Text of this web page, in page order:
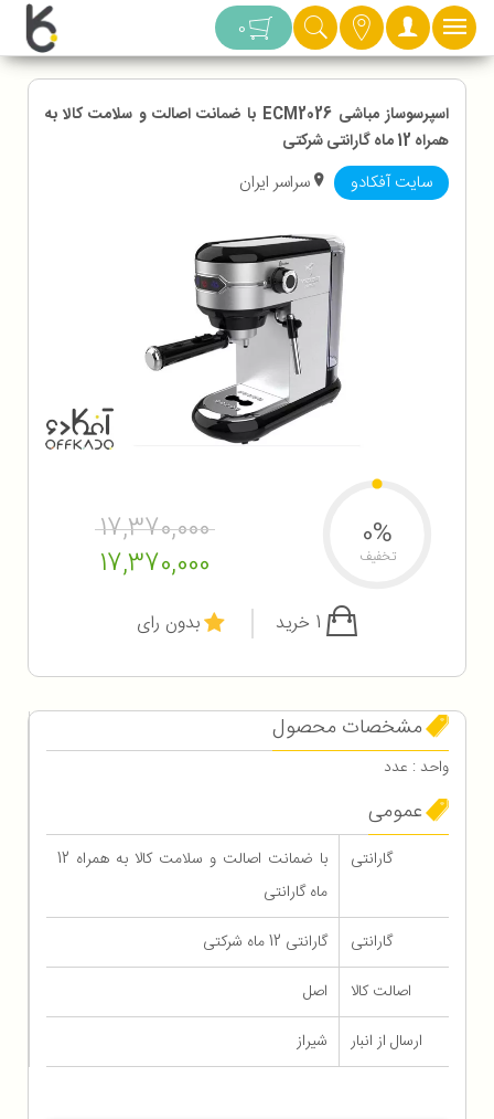
دسته بندی 0
اسپرسوساز مباشی ECM2026 با ضمانت اصالت و سلامت کالا به
همراه 12 ماه گارانتی شرکتی
سایت آفکادو سراسر ایران
17,370,000
17,370,000
0%
تخفیف
بدون رای
مشخصات محصول
واحد : عدد
عمومی
گارانتی
با ضمانت اصالت و سلامت کالا به همراه 12
ماه گارانتی
گارانتی
گارانتی 12 ماه شرکتی
اصالت کالا
اصل
ارسال از انبار
شیراز